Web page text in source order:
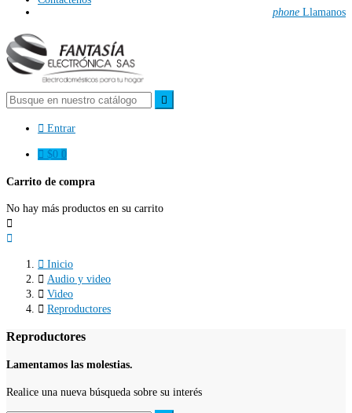
phone Llamanos

 Entrar
 $0 0
Carrito de compra
No hay más productos en su carrito


 Inicio
 Audio y video
 Video
 Reproductores
Reproductores
Lamentamos las molestias.
Realice una nueva búsqueda sobre su interés